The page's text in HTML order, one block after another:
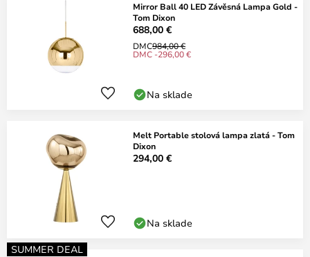
Mirror Ball 40 LED Závěsná Lampa Gold -
Tom Dixon
688,00 €
DMC984,00 €
DMC -296,00 €
Na sklade
Melt Portable stolová lampa zlatá - Tom
Dixon
294,00 €
Na sklade
SUMMER DEAL